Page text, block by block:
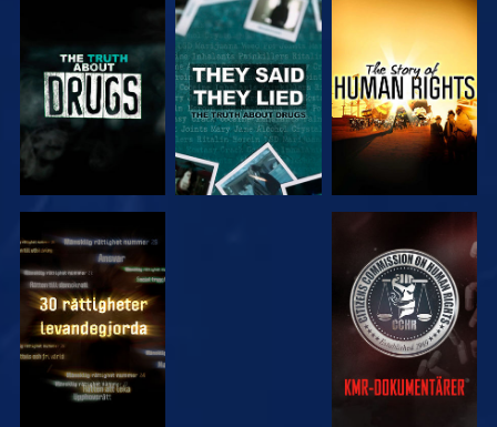
TITTA TITTA
TITTA TITTA